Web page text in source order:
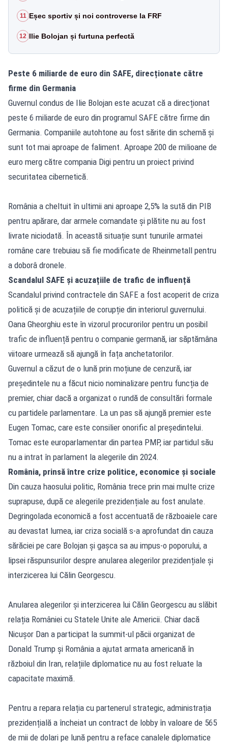
11 Eșec sportiv și noi controverse la FRF
12 Ilie Bolojan și furtuna perfectă
Peste 6 miliarde de euro din SAFE, direcționate către
firme din Germania
Guvernul condus de Ilie Bolojan este acuzat că a direcționat
peste 6 miliarde de euro din programul SAFE către firme din
Germania. Companiile autohtone au fost sărite din schemă și
sunt tot mai aproape de faliment. Aproape 200 de milioane de
euro merg către compania Digi pentru un proiect privind
securitatea cibernetică.
România a cheltuit în ultimii ani aproape 2,5% la sută din PIB
pentru apărare, dar armele comandate și plătite nu au fost
livrate niciodată. În această situație sunt tunurile armatei
române care trebuiau să fie modificate de Rheinmetall pentru
a doborâ dronele.
Scandalul SAFE și acuzațiile de trafic de influență
Scandalul privind contractele din SAFE a fost acoperit de criza
politică și de acuzațiile de corupție din interiorul guvernului.
Oana Gheorghiu este în vizorul procurorilor pentru un posibil
trafic de influență pentru o companie germană, iar săptămâna
viitoare urmează să ajungă în fața anchetatorilor.
Guvernul a căzut de o lună prin moțiune de cenzură, iar
președintele nu a făcut nicio nominalizare pentru funcția de
premier, chiar dacă a organizat o rundă de consultări formale
cu partidele parlamentare. La un pas să ajungă premier este
Eugen Tomac, care este consilier onorific al președintelui.
Tomac este europarlamentar din partea PMP, iar partidul său
nu a intrat în parlament la alegerile din 2024.
România, prinsă între crize politice, economice și sociale
Din cauza haosului politic, România trece prin mai multe crize
suprapuse, după ce alegerile prezidențiale au fost anulate.
Degringolada economică a fost accentuată de războaiele care
au devastat lumea, iar criza socială s-a aprofundat din cauza
sărăciei pe care Bolojan și gașca sa au impus-o poporului, a
lipsei răspunsurilor despre anularea alegerilor prezidențiale și
interzicerea lui Călin Georgescu.
Anularea alegerilor și interzicerea lui Călin Georgescu au slăbit
relația României cu Statele Unite ale Americii. Chiar dacă
Nicușor Dan a participat la summit-ul păcii organizat de
Donald Trump și România a ajutat armata americană în
războiul din Iran, relațiile diplomatice nu au fost reluate la
capacitate maximă.
Pentru a repara relația cu partenerul strategic, administrația
prezidențială a încheiat un contract de lobby în valoare de 565
de mii de dolari pe lună pentru a reface canalele diplomatice